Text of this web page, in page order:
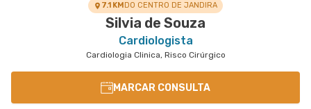
7.1 KMDO CENTRO DE JANDIRA
Silvia de Souza
Cardiologista
Cardiologia Clinica, Risco Cirúrgico
MARCAR CONSULTA